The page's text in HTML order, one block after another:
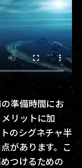
準備時間にお
リットに加
のシグネチャ半
があります。こ
つけるための